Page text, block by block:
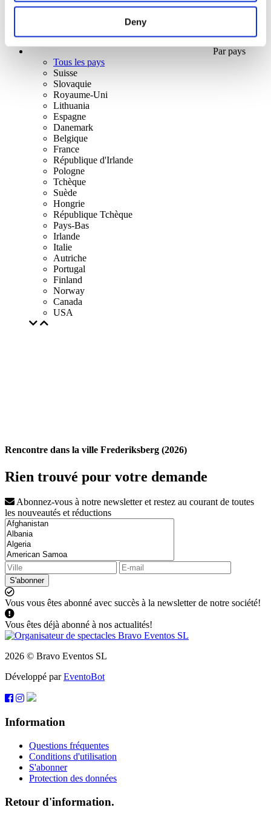
Deny
Par pays
Tous les pays
Suisse
Slovaquie
Royaume-Uni
Lithuania
Espagne
Danemark
Belgique
France
République d'Irlande
Pologne
Tchèque
Suède
Hongrie
République Tchèque
Pays-Bas
Irlande
Italie
Autriche
Portugal
Finland
Norway
Canada
USA
Rencontre dans la ville Frederiksberg (2026)
Rien trouvé pour votre demande
Abonnez-vous à notre newsletter et restez au courant de toutes
les nouveautés et réductions
S'abonner
Vous vous êtes abonné avec succès à la newsletter de notre société!
Vous êtes déjà abonné à nos actualités!
2026 © Bravo Eventos SL
Développé parEventoBot
Information
Questions fréquentes
Conditions d'utilisation
S'abonner
Protection des données
Retour d'information.